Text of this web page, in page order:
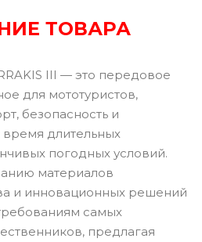
ТОВАРА
III — это передовое
для мототуристов,
безопасность и
время длительных
погодных условий.
материалов
и инновационных решений
самых
предлагая